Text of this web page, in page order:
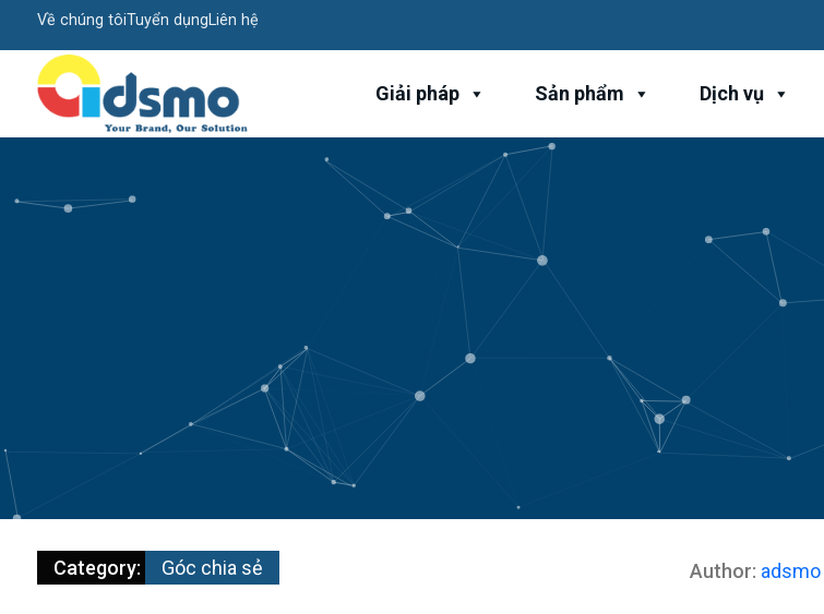
Về chúng tôiTuyển dụngLiên hệ
Giải pháp Sản phẩm Dịch vụ
Category: Góc chia sẻ Author: adsmo